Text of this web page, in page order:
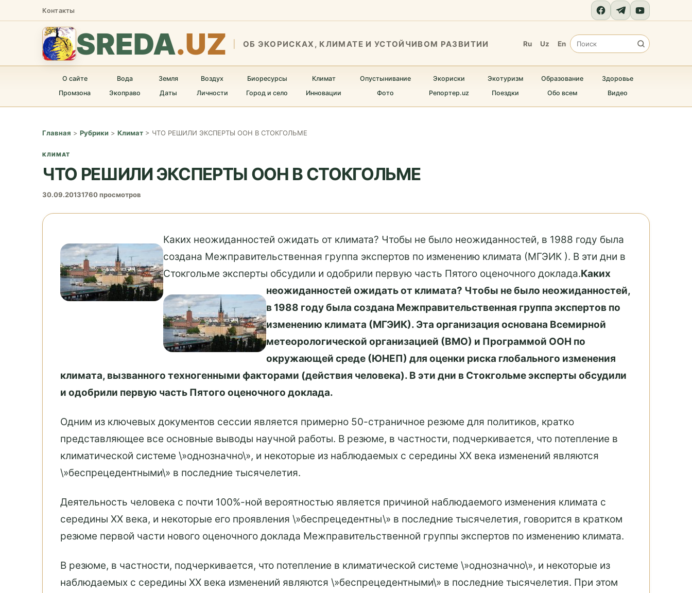
Контакты
SREDA.UZ ОБ ЭКОРИСКАХ, КЛИМАТЕ И УСТОЙЧИВОМ РАЗВИТИИ Ru Uz En
О сайте Вода Земля Воздух Биоресурсы Климат Опустынивание Экориски Экотуризм Образование
Здоровье
Промзона
Экоправо Даты Личности Город и село Инновации Фото Репортер.uz Поездки Обо всем Видео
Главная > Рубрики > Климат > ЧТО РЕШИЛИ ЭКСПЕРТЫ ООН В СТОКГОЛЬМЕ
КЛИМАТ
ЧТО РЕШИЛИ ЭКСПЕРТЫ ООН В СТОКГОЛЬМЕ
30.09.20131760 просмотров
Каких неожиданностей ожидать от климата? Чтобы не было неожиданностей, в 1988 году была
создана Межправительственная группа экспертов по изменению климата (МГЭИК ). В эти дни в
Стокгольме эксперты обсудили и одобрили первую часть Пятого оценочного доклада.Каких
неожиданностей ожидать от климата? Чтобы не было неожиданностей,
в 1988 году была создана Межправительственная группа экспертов по
изменению климата (МГЭИК). Эта организация основана Всемирной
метеорологической организацией (ВМО) и Программой ООН по
окружающей среде (ЮНЕП) для оценки риска глобального изменения
климата, вызванного техногенными факторами (действия человека). В эти дни в Стокгольме эксперты обсудили
и одобрили первую часть Пятого оценочного доклада.
Одним из ключевых документов сессии является примерно 50-страничное резюме для политиков, кратко
представляющее все основные выводы научной работы. В резюме, в частности, подчеркивается, что потепление в
климатической системе \»однозначно\», и некоторые из наблюдаемых с середины XX века изменений являются
\»беспрецедентными\» в последние тысячелетия.
Деятельность человека с почти 100%-ной вероятностью является причиной наблюдаемого изменения климата с
середины XX века, и некоторые его проявления \»беспрецедентны\» в последние тысячелетия, говорится в кратком
резюме первой части нового оценочного доклада Межправительственной группы экспертов по изменению климата.
В резюме, в частности, подчеркивается, что потепление в климатической системе \»однозначно\», и некоторые из
наблюдаемых с середины XX века изменений являются \»беспрецедентными\» в последние тысячелетия. При этом